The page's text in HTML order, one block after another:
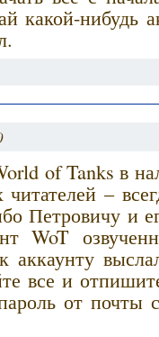
какой-нибудь
of Tanks в
–
Петровичу и
WoT
аккаунту
все и
от